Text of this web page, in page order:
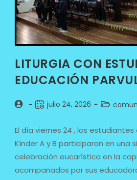
LITURGIA CON
EDUCACIÓN
julio 24, 2026
El día viernes 24 , los estudiantes
Kínder A y B participaron en una
celebración eucarística en la
acompañados por sus